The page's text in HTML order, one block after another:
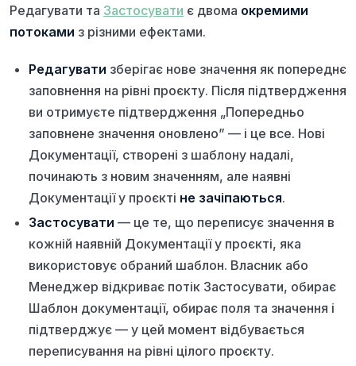
Редагувати та Застосувати є двома окремими
потоками з різними ефектами.
Редагувати зберігає нове значення як попереднє
заповнення на рівні проєкту. Після підтвердження
ви отримуєте підтвердження „Попередньо
заповнене значення оновлено” — і це все. Нові
Документації, створені з шаблону надалі,
починають з новим значенням, але наявні
Документації у проєкті не зачіпаються.
Застосувати — це те, що переписує значення в
кожній наявній Документації у проєкті, яка
використовує обраний шаблон. Власник або
Менеджер відкриває потік Застосувати, обирає
Шаблон документації, обирає поля та значення і
підтверджує — у цей момент відбувається
переписування на рівні цілого проєкту.